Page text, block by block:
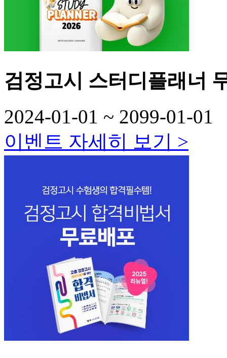
검정고시 스터디플래너
2024-01-01 ~ 2099-01-01
이벤트 자세히 보기 >